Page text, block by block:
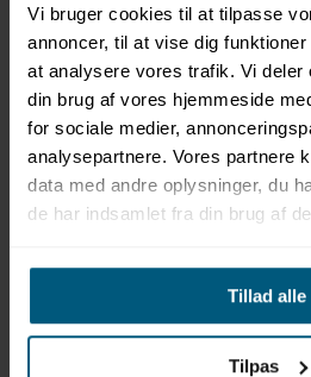
Vi bruger cookies til at tilpasse
annoncer, til at vise dig
at analysere vores trafik. Vi deler
din brug af vores hjemmeside
for sociale medier,
analysepartnere. Vores partnere
data med andre oplysninger, du
de har indsamlet fra din brug af
Tillad alle
Tilpas
Jesco MB Kemisk Motorblok-
PP/FPM
Robust og fleksibel løsning til
Fås i flere størrelser og ydelser
Horisontal, 1-trins
kobling
Kapacitet op til 19 m³/h
Spiralformet pumpehus i plast
Forskellige
Udvendige gevindtilslutninger